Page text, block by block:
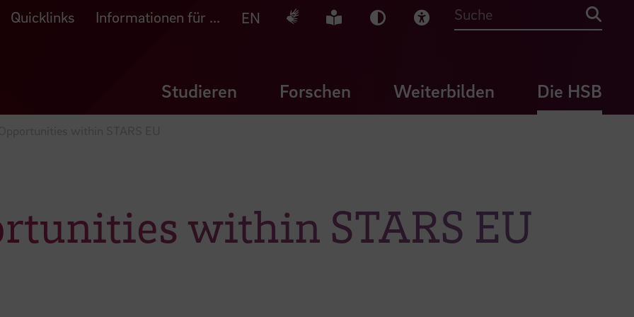
Quicklinks Informationen für ... EN Deutsche Gebärdensprache
Leichte Sprache
Dunkel-Modus
Visuelle Hilfe
Suche
Studieren Forschen Weiterbilden Die HSB
within STARS EU